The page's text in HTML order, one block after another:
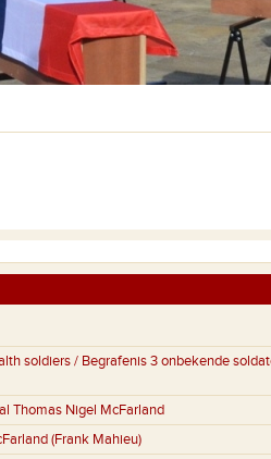
soldiers / Begrafenis 3 onbekende
Thomas Nigel McFarland
(Frank Mahieu)